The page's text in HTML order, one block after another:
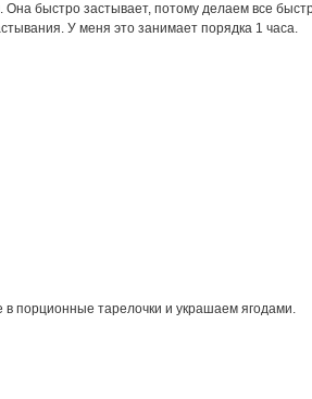
быстро застывает, потому делаем все
У меня это занимает порядка 1 часа.
порционные тарелочки и украшаем ягодами.